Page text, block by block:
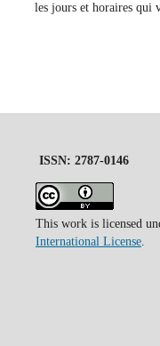
les jours et horaires qui
ISSN: 2787-0146
This work is licensed
International License.